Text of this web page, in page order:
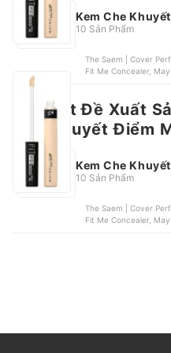
Kem Che
10 Sản Phẩm
The Saem | Cover
Fit Me Concealer,
Nổi bật
Bài Viết Đề Xuất
Che Khuyết Điểm
Kem Che
10 Sản Phẩm
The Saem | Cover
Fit Me Concealer,